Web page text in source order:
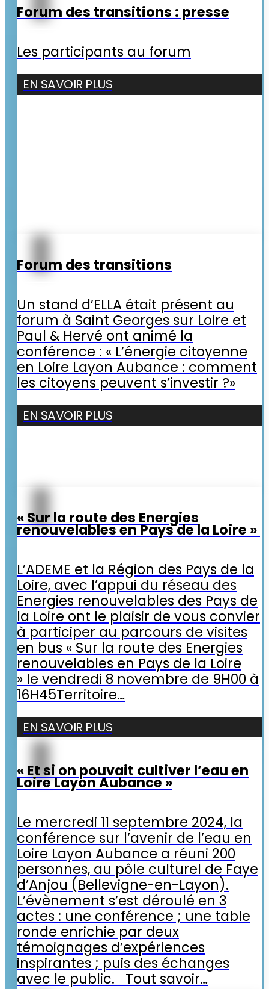
Forum des transitions : presse
Les participants au forum
EN SAVOIR PLUS
Forum des transitions
Un stand d’ELLA était présent au
forum à Saint Georges sur Loire et
Paul & Hervé ont animé la
conférence : « L’énergie citoyenne
en Loire Layon Aubance : comment
les citoyens peuvent s’investir ?»
EN SAVOIR PLUS
« Sur la route des Energies
renouvelables en Pays de la Loire »
L’ADEME et la Région des Pays de la
Loire, avec l’appui du réseau des
Energies renouvelables des Pays de
la Loire ont le plaisir de vous convier
à participer au parcours de visites
en bus « Sur la route des Energies
renouvelables en Pays de la Loire
» le vendredi 8 novembre de 9H00 à
16H45Territoire…
EN SAVOIR PLUS
« Et si on pouvait cultiver l’eau en
Loire Layon Aubance »
Le mercredi 11 septembre 2024, la
conférence sur l’avenir de l’eau en
Loire Layon Aubance a réuni 200
personnes, au pôle culturel de Faye
d’Anjou (Bellevigne-en-Layon).
L’évènement s’est déroulé en 3
actes : une conférence ; une table
ronde enrichie par deux
témoignages d’expériences
inspirantes ; puis des échanges
avec le public. Tout savoir…